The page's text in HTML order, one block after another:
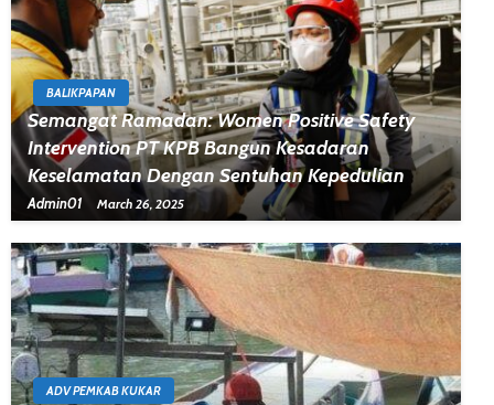
BALIKPAPAN
Semangat Ramadan: Women Positive Safety
Intervention PT KPB Bangun Kesadaran
Keselamatan Dengan Sentuhan Kepedulian
Admin01 March 26, 2025
ADV PEMKAB KUKAR